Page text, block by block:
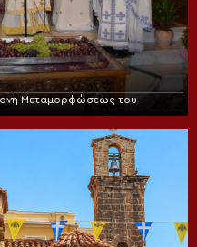
Μεταμορφώσεως του